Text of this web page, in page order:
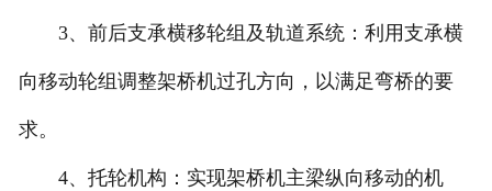
3、前后支承横移轮组及轨道系统：利用支承横
向移动轮组调整架桥机过孔方向，以满足弯桥的要
求。
4、托轮机构：实现架桥机主梁纵向移动的机